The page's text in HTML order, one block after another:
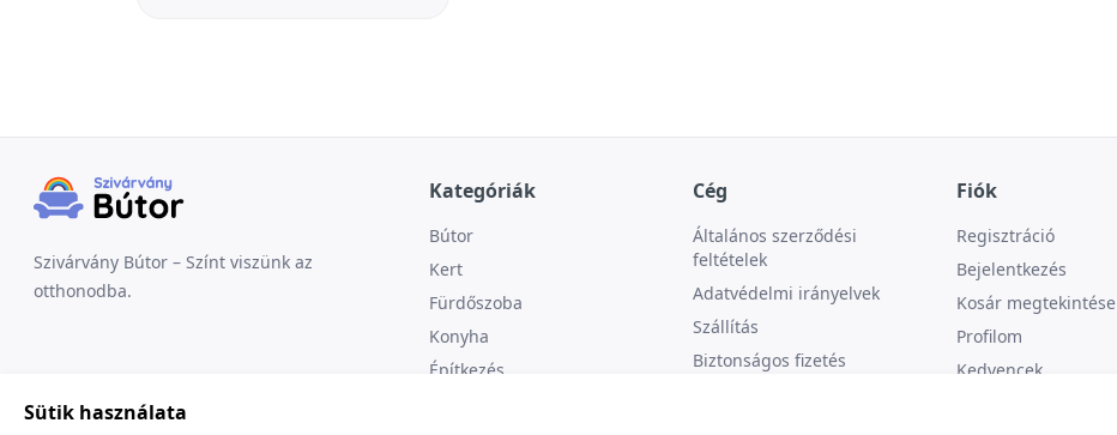
Szivárvány Bútor – Színt viszünk az
otthonodba.
Kategóriák
Bútor
Kert
Fürdőszoba
Konyha
Építkezés
Cég
Általános szerződési
feltételek
Adatvédelmi irányelvek
Szállítás
Biztonságos fizetés
Fiók
Regisztráció
Bejelentkezés
Kosár megtekintése
Profilom
Kedvencek
Sütik használata